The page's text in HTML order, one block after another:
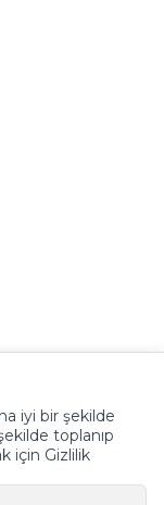
iyi bir şekilde
toplanıp
için Gizlilik